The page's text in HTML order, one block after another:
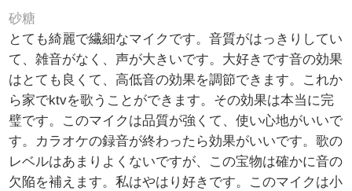
砂糖
とても綺麗で繊細なマイクです。音質がはっきりしてい
て、雑音がなく、声が大きいです。大好きです音の効果
はとても良くて、高低音の効果を調節できます。これか
ら家でktvを歌うことができます。その効果は本当に完
璧です。このマイクは品質が強くて、使い心地がいいで
す。カラオケの録音が終わったら効果がいいです。歌の
レベルはあまりよくないですが、この宝物は確かに音の
欠陥を補えます。私はやはり好きです。このマイクは小